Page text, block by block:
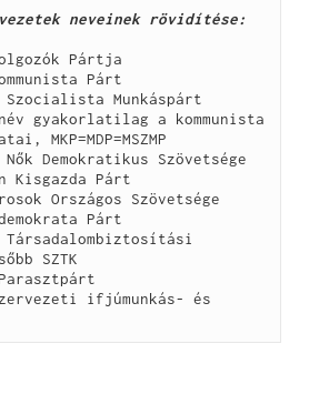
neveinek rövidítése:
Pártja
Párt
Szocialista Munkáspárt
gyakorlatilag a kommunista
MKP=MDP=MSZMP
Nők Demokratikus Szövetsége
Kisgazda Párt
Országos Szövetsége
Párt
Társadalombiztosítási
SZTK
ifjúmunkás- és